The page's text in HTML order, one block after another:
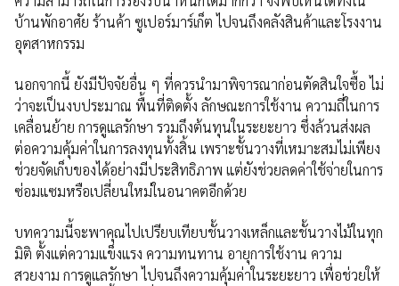
บ้านพักอาศัย ร้านค้า ซูเปอร์มาร์เก็ต ไปจนถึงคลังสินค้าและโรงงาน
อุตสาหกรรม
นอกจากนี้ ยังมีปัจจัยอื่น ๆ ที่ควรนำมาพิจารณาก่อนตัดสินใจซื้อ ไม่
ว่าจะเป็นงบประมาณ พื้นที่ติดตั้ง ลักษณะการใช้งาน ความถี่ในการ
เคลื่อนย้าย การดูแลรักษา รวมถึงต้นทุนในระยะยาว ซึ่งล้วนส่งผล
ต่อความคุ้มค่าในการลงทุนทั้งสิ้น เพราะชั้นวางที่เหมาะสมไม่เพียง
ช่วยจัดเก็บของได้อย่างมีประสิทธิภาพ แต่ยังช่วยลดค่าใช้จ่ายในการ
ซ่อมแซมหรือเปลี่ยนใหม่ในอนาคตอีกด้วย
บทความนี้จะพาคุณไปเปรียบเทียบชั้นวางเหล็กและชั้นวางไม้ในทุก
มิติ ตั้งแต่ความแข็งแรง ความทนทาน อายุการใช้งาน ความ
สวยงาม การดูแลรักษา ไปจนถึงความคุ้มค่าในระยะยาว เพื่อช่วยให้